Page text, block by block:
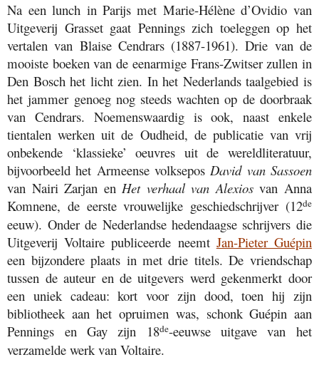
Na een lunch in Parijs met Marie-Hélène d’Ovidio van
Uitgeverij Grasset gaat Pennings zich toeleggen op het
vertalen van Blaise Cendrars (1887-1961). Drie van de
mooiste boeken van de eenarmige Frans-Zwitser zullen in
Den Bosch het licht zien. In het Nederlands taalgebied is
het jammer genoeg nog steeds wachten op de doorbraak
van Cendrars. Noemenswaardig is ook, naast enkele
tientalen werken uit de Oudheid, de publicatie van vrij
onbekende ‘klassieke’ oeuvres uit de wereldliteratuur,
bijvoorbeeld het Armeense volkseposDavid van Sassoen
van Nairi Zarjan enHet verhaal van Alexiosvan Anna
Komnene, de eerste vrouwelijke geschiedschrijver (12de
eeuw). Onder de Nederlandse hedendaagse schrijvers die
Uitgeverij Voltaire publiceerde neemt Jan-Pieter Guépin
een bijzondere plaats in met drie titels. De vriendschap
tussen de auteur en de uitgevers werd gekenmerkt door
een uniek cadeau: kort voor zijn dood, toen hij zijn
bibliotheek aan het opruimen was, schonk Guépin aan
Pennings en Gay zijn 18de-eeuwse uitgave van het
verzamelde werk van Voltaire.